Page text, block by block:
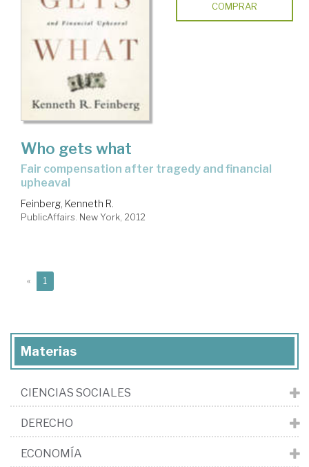
COMPRAR
Who gets what
fair compensation after tragedy and financial
upheaval
Feinberg, Kenneth R.
PublicAffairs. New York, 2012
« 1
Materias
CIENCIAS SOCIALES
DERECHO
ECONOMÍA